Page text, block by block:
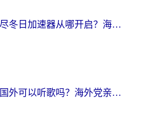
苹果手机无尽冬日加速器从哪开启？海外玩家的冬日生存指南
酷狗会员在国外可以听歌吗？海外党亲测有效：3步解决音乐权限难题